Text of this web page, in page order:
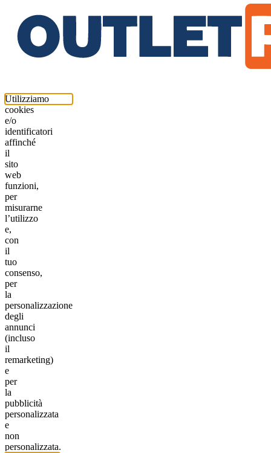
Utilizziamo
cookies
e/o
identificatori
affinché
il
sito
web
funzioni,
per
misurarne
l’utilizzo
e,
con
il
tuo
consenso,
per
la
personalizzazione
degli
annunci
(incluso
il
remarketing)
e
per
la
pubblicità
personalizzata
e
non
personalizzata.